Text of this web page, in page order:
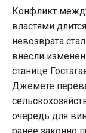
Конфликт
властями
невозврата
внесли
станице
Джемете
очередь для
ранее законно